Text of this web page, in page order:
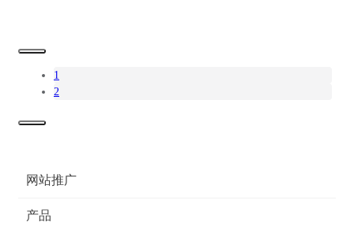
1
2
网站推广
产品